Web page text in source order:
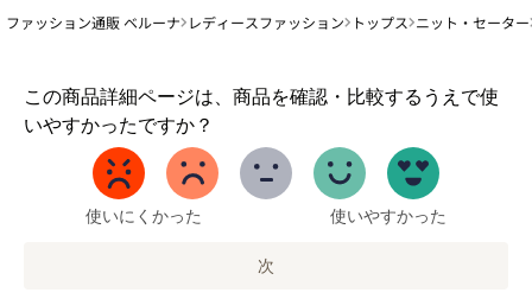
ファッション通販 ベルーナ レディースファッション トップス ニット・セーター
この商品詳細ページは、商品を確認・比較するうえで使
いやすかったですか？
1
か
使いにくかった 使いやすかった
次